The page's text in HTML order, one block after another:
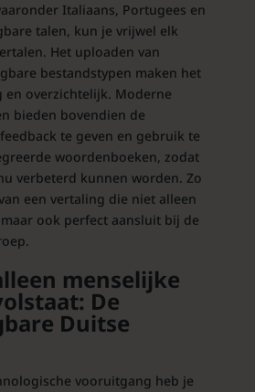
Italiaans, Portugees en
talen, kun je vrijwel elk
Het uploaden van
bestandstypen maken het
en overzichtelijk. Moderne
bieden bovendien de
te geven en gebruik te
woordenboeken, zodat
verbeterd kunnen worden. Zo
een vertaling die niet alleen
ook perfect aansluit bij de
menselijke
De
Duitse
vooruitgang heb je